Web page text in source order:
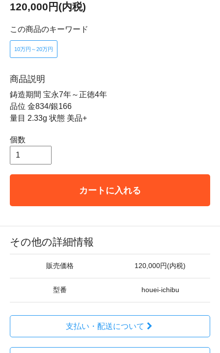
120,000円(内税)
この商品のキーワード
10万円～20万円
商品説明
鋳造期間 宝永7年～正徳4年
品位 金834/銀166
量目 2.33g 状態 美品+
個数
カートに入れる
その他の詳細情報
販売価格 120,000円(内税)
型番 houei-ichibu
支払い・配送について